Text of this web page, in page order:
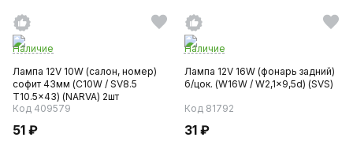
Наличие
Лампа 12V 10W (салон, номер)
софит 43мм (C10W / SV8.5
T10.5x43) (NARVA) 2шт
Код 409579
51 ₽
Наличие
Лампа 12V 16W (фонарь задний)
б/цок. (W16W / W2,1x9,5d) (SVS)
Код 81792
31 ₽